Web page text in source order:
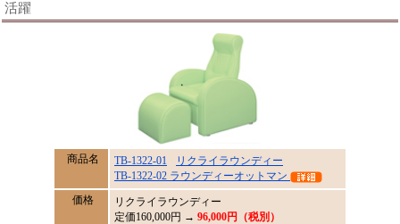
活躍
商品名 TB-1322-01
リクライラウンディー
TB-1322-02 ラウンディーオットマン
価格
リクライラウンディー
定価160,000円 → 96,000円（税別）